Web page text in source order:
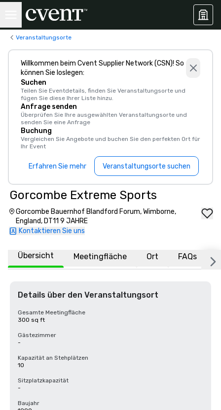
Veranstaltungsorte
Willkommen beim Cvent Supplier Network (CSN)! So
können Sie loslegen:
Suchen
Teilen Sie Eventdetails, finden Sie Veranstaltungsorte und
fügen Sie diese Ihrer Liste hinzu.
Anfrage senden
Überprüfen Sie Ihre ausgewählten Veranstaltungsorte und
senden Sie eine Anfrage
Buchung
Vergleichen Sie Angebote und buchen Sie den perfekten Ort für
Ihr Event
Erfahren Sie mehr Veranstaltungsorte suchen
Gorcombe Extreme Sports
Gorcombe Bauernhof Blandford Forum, Wimborne,
England, DT11 9 JAHRE
Kontaktieren Sie uns
Übersicht Meetingfläche Ort FAQs
Details über den Veranstaltungsort
Gesamte Meetingfläche
300 sq ft
Gästezimmer
-
Kapazität an Stehplätzen
10
Sitzplatzkapazität
-
Baujahr